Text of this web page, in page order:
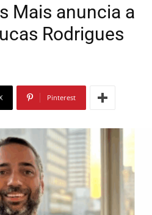
Mais anuncia a
Rodrigues
Pinterest